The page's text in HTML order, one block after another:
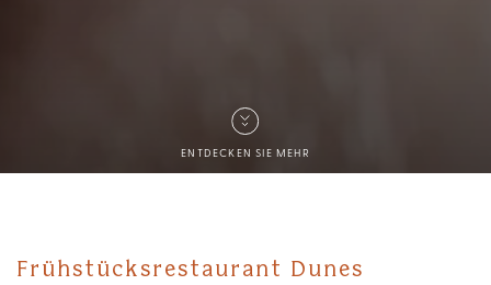
ENTDECKEN SIE MEHR
Frühstücksrestaurant Dunes